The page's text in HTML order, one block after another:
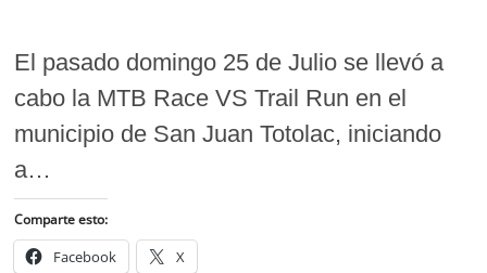
El pasado domingo 25 de Julio se llevó a
cabo la MTB Race VS Trail Run en el
municipio de San Juan Totolac, iniciando
a…
Comparte esto:
Facebook X